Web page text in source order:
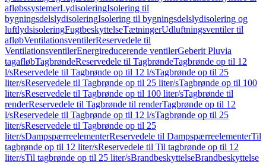
afløbssystemerLydisoleringIsolering til
bygningsdelslydisoleringIsolering til bygningsdelslydisolering og
luftlydsisoleringFugtbeskyttelseTætningerUdluftningsventiler til
afløbVentilationsventilerReservedele til
VentilationsventilerEnergireducerende ventilerGeberit Pluvia
tagafløbTagbrøndeReservedele til TagbrøndeTagbrønde op til 12
l/sReservedele til Tagbrønde op til 12 l/sTagbrønde op til 25
liter/sReservedele til Tagbrønde op til 25 liter/sTagbrønde op til 100
liter/sReservedele til Tagbrønde op til 100 liter/sTagbrønde til
renderReservedele til Tagbrønde til renderTagbrønde op til 12
l/sReservedele til Tagbrønde op til 12 l/sTagbrønde op til 25
liter/sReservedele til Tagbrønde op til 25
liter/sDampspærreelementerReservedele til DampspærreelementerTil
tagbrønde op til 12 liter/sReservedele til Til tagbrønde op til 12
liter/sTil tagbrønde op til 25 liter/sBrandbeskyttelseBrandbeskyttelse